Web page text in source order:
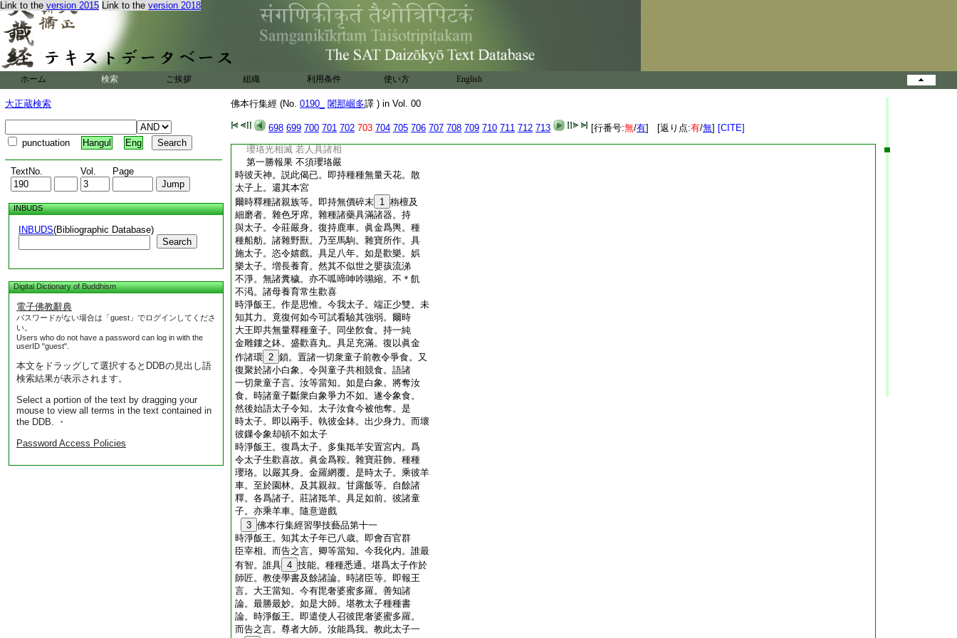
Link to the version 2015 Link to the version 2018
ホーム 検索 ご挨拶 組織 利用条件 使い方 English
大正蔵検索
punctuation Hangul Eng
TextNo. Vol. Page
INBUDS
INBUDS(Bibliographic Database)
Search
Digital Dictionary of Buddhism
電子佛教辭典
パスワードがない場合は「guest」でログインしてくださ
い。
Users who do not have a password can log in with the
userID "guest".
本文をドラッグして選択するとDDBの見出し語
検索結果が表示されます。
Select a portion of the text by dragging your
mouse to view all terms in the text contained in
the DDB. ・
Password Access Policies
佛本行集經 (No. 0190_ 闍那崛多譯 ) in Vol. 00
698 699 700 701 702 703 704 705 706 707 708 709 710 711 712 713 [行番号:無/有] [返り点:有/無] [CITE]
如晝螢。不能自現。所有瓔珞。至太子身。不顯
不現。不照不曜。亦復如是。時彼人衆。見此太
子。有如是等希奇之事未曾有法。各各唱言。
嗚呼嗚呼。希有希有。各各歡笑。人人拍手。歌
舞叫嘯。擲弄衣掌。時彼園内。有一天神。曰名
離垢。然彼天神。在於虚空。隱身不現。而説偈
言
假使此大地 及城邑聚落
山河諸樹木 皆成閻浮金
佛一毛孔光 具足威徳相
瓔珞光相滅 若人具諸相
第一勝報果 不須瓔珞嚴
時彼天神。説此偈已。即持種種無量天花。散
太子上。還其本宮
爾時釋種諸親族等。即持無價碎末 1 栴檀及
細磨者。雜色牙席。雜種諸藥具滿諸器。持
與太子。令莊嚴身。復持鹿車。眞金爲輿。種
種船舫。諸雜野獸。乃至馬駒。雜寶所作。具
施太子。恣令嬉戲。具足八年。如是歡樂。娯
樂太子。増長養育。然其不似世之嬰孩流涕
不淨。無諸糞穢。亦不呱啼呻吟嚬縮。不＊飢
不渇。諸母養育常生歡喜
時淨飯王。作是思惟。今我太子。端正少雙。未
知其力。竟復何如今可試看驗其強弱。爾時
大王即共無量釋種童子。同坐飮食。持一純
金雕鏤之鉢。盛歡喜丸。具足充滿。復以眞金
作諸環 2 鎖。置諸一切衆童子前教令爭食。又
復聚於諸小白象。令與童子共相競食。語諸
一切衆童子言。汝等當知。如是白象。將奪汝
食。時諸童子斷衆白象爭力不如。遂令象食。
然後始語太子令知。太子汝食今被他奪。是
時太子。即以兩手。執彼金鉢。出少身力。而壞
彼鏁令象却頓不如太子
時淨飯王。復爲太子。多集羝羊安置宮内。爲
令太子生歡喜故。眞金爲鞍。雜寶莊飾。種種
瓔珞。以嚴其身。金羅網覆。是時太子。乘彼羊
車。至於園林。及其親叔。甘露飯等。自餘諸
釋。各爲諸子。莊諸羝羊。具足如前。彼諸童
子。亦乘羊車。隨意遊戲
3 佛本行集經習學技藝品第十一
時淨飯王。知其太子年已八歳。即會百官群
臣宰相。而告之言。卿等當知。今我化内。誰最
有智。誰具 4 技能。種種悉通。堪爲太子作於
師匠。教使學書及餘諸論。時諸臣等。即報王
言。大王當知。今有毘奢婆蜜多羅。善知諸
論。最勝最妙。如是大師。堪教太子種種書
論。時淨飯王。即遣使人召彼毘奢婆蜜多羅。
而告之言。尊者大師。汝能爲我。教此太子一